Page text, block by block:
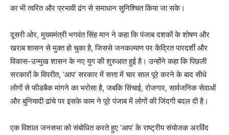
का भी त्वरित और प्रभावी ढंग से समाधान सुनिश्चित किया जा सके।
दूसरी ओर, मुख्यमंत्री भगवंत सिंह मान ने कहा कि पंजाब दशकों के शोषण और
खराब शासन से मुक्त हो चुका है, जिससे जनकल्याण पर केंद्रित पारदर्शी और
विकास-उन्मुख शासन के नए युग की शुरुआत हुई है। उन्होंने कहा कि पिछली
सरकारों के विपरीत, ‘आप’ सरकार में सत्ता में चार साल पूरे करने के बाद सीधे
लोगों से फीडबैक मांगने का भरोसा है, जबकि सिंचाई, रोजगार, सार्वजनिक सेवाओं
और बुनियादी ढांचे पर इसके काम ने पूरे पंजाब में लोगों की जिंदगी बदल दी है।
एक विशाल जनसभा को संबोधित करते हुए ‘आप’ के राष्ट्रीय संयोजक अरविंद